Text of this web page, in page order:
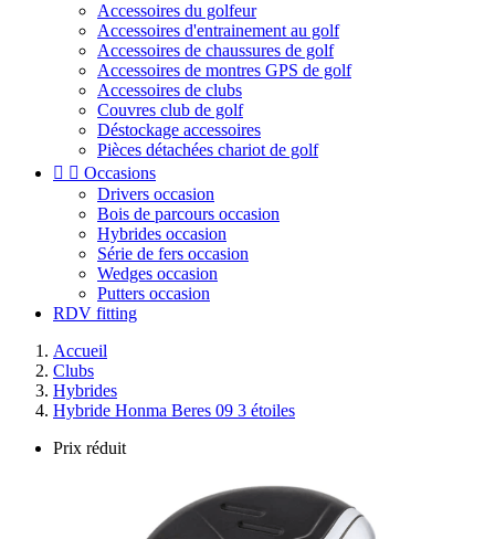
Accessoires du golfeur
Accessoires d'entrainement au golf
Accessoires de chaussures de golf
Accessoires de montres GPS de golf
Accessoires de clubs
Couvres club de golf
Déstockage accessoires
Pièces détachées chariot de golf
  Occasions
Drivers occasion
Bois de parcours occasion
Hybrides occasion
Série de fers occasion
Wedges occasion
Putters occasion
RDV fitting
Accueil
Clubs
Hybrides
Hybride Honma Beres 09 3 étoiles
Prix réduit